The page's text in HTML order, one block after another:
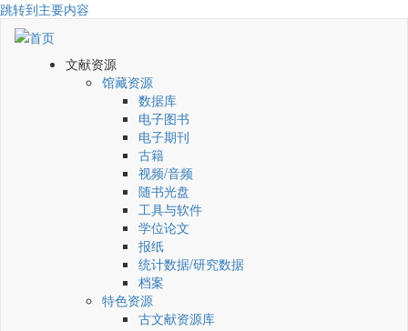
跳转到主要内容
文献资源
馆藏资源
数据库
电子图书
电子期刊
古籍
视频/音频
随书光盘
工具与软件
学位论文
报纸
统计数据/研究数据
档案
特色资源
古文献资源库